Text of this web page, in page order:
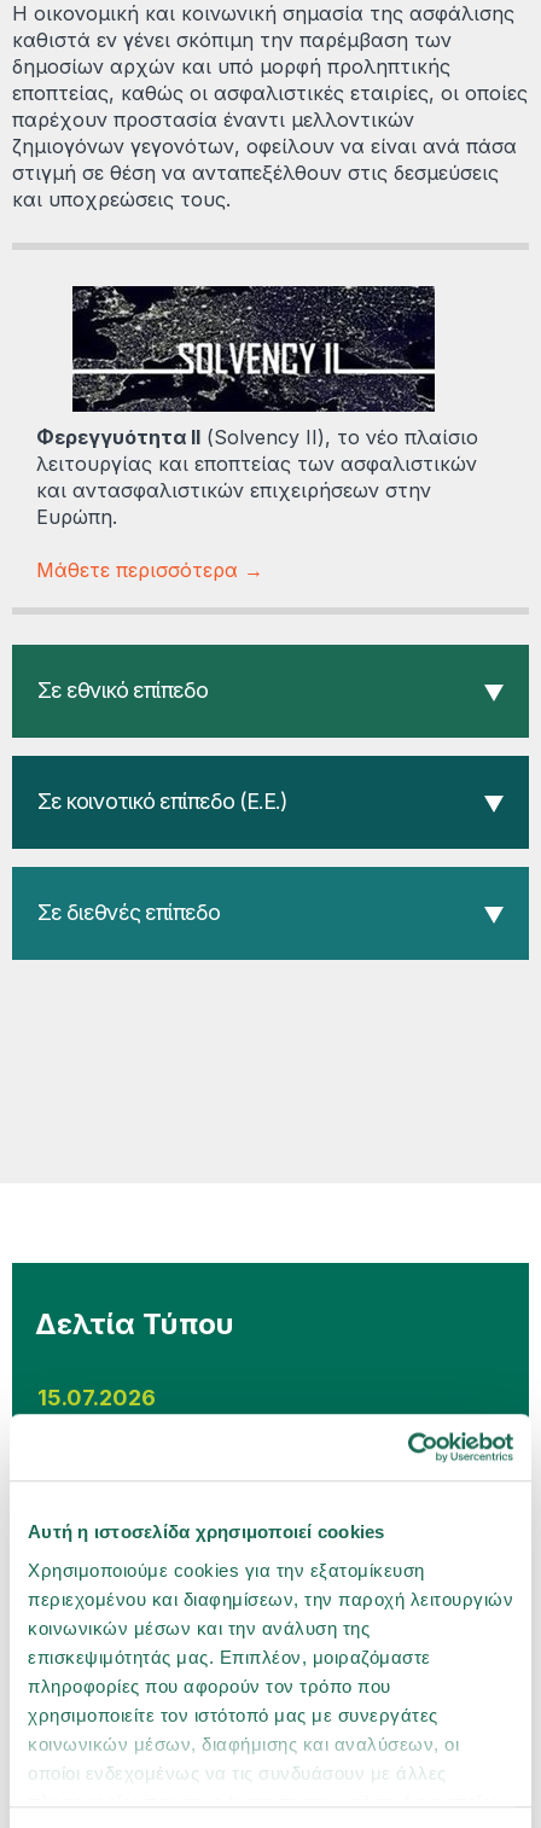
Αυτή η ιστοσελίδα χρησιμοποιεί cookies
Χρησιμοποιούμε cookies για την εξατομίκευση
περιεχομένου και διαφημίσεων, την παροχή λειτουργιών
κοινωνικών μέσων και την ανάλυση της
επισκεψιμότητάς μας. Επιπλέον, μοιραζόμαστε
πληροφορίες που αφορούν τον τρόπο που
χρησιμοποιείτε τον ιστότοπό μας με συνεργάτες
κοινωνικών μέσων, διαφήμισης και αναλύσεων, οι
οποίοι ενδεχομένως να τις συνδυάσουν με άλλες
Η οικονομική και κοινωνική σημασία της ασφάλισης
καθιστά εν γένει σκόπιμη την παρέμβαση των
δημοσίων αρχών και υπό μορφή προληπτικής
εποπτείας, καθώς οι ασφαλιστικές εταιρίες, οι οποίες
παρέχουν προστασία έναντι μελλοντικών
ζημιογόνων γεγονότων, οφείλουν να είναι ανά πάσα
στιγμή σε θέση να ανταπεξέλθουν στις δεσμεύσεις
και υποχρεώσεις τους.
Φερεγγυότητα ΙΙ (Solvency II), το νέο πλαίσιο
λειτουργίας και εποπτείας των ασφαλιστικών
και αντασφαλιστικών επιχειρήσεων στην
Ευρώπη.
Μάθετε περισσότερα →
Σε εθνικό επίπεδο
Σε κοινοτικό επίπεδο (Ε.Ε.)
Σε διεθνές επίπεδο
Δελτία Τύπου
15.07.2026
Η Groupama Ασφαλιστική επέστρεψε σε
κεφαλαιακή επάρκεια
02.07.2026
Η Groupama Ασφαλιστική ανανεώνει την
πιστοποίηση Ethos Platinum με ιδιαίτερα
υψηλή επίδοση